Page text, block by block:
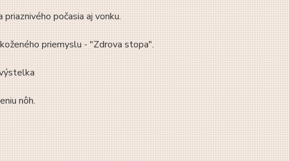
počasia aj vonku.
priemyslu - "Zdrova stopa".
nôh.